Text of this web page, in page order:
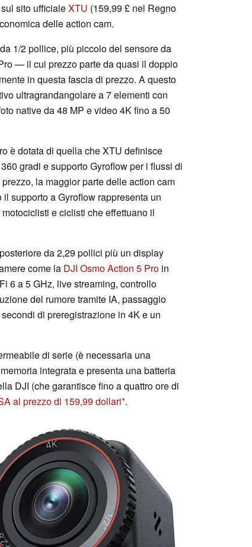
sito ufficialeXTU (159,99 £ nel Regno
delle action cam.
1/2 pollice, più piccolo del sensore da
— il cui prezzo parte da quasi il doppio
in questa fascia di prezzo. A questo
ultragrandangolare a 7 elementi con
native da 48 MP e video 4K fino a 50
è dotata di quella che XTU definisce
gradi e supporto Gyroflow per i flussi di
la maggior parte delle action cam
supporto a Gyroflow rappresenta un
e ciclisti che effettuano il
da 2,29 pollici più un display
come la DJI Osmo Action 5 Pro in
6 a 5 GHz, live streaming, controllo
del rumore tramite IA, passaggio
di preregistrazione in 4K e un
di serie (è necessaria una
integrata e presenta una batteria
DJI (che garantisce fino a quattro ore di
al prezzo di 159,99 dollari .